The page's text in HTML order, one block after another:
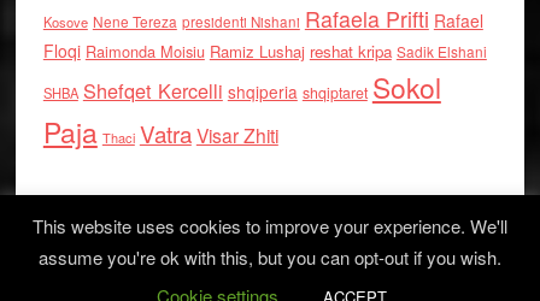
Kosove Nene Tereza presidenti Nishani Rafaela Prifti Rafael
Floqi Raimonda Moisiu Ramiz Lushaj reshat kripa Sadik Elshani
SHBA Shefqet Kercelli shqiperia shqiptaret Sokol
Paja Thaci VatraVisar Zhiti
Log in
This website uses cookies to improve your experience. We'll
assume you're ok with this, but you can opt-out if you wish.
Cookie settings